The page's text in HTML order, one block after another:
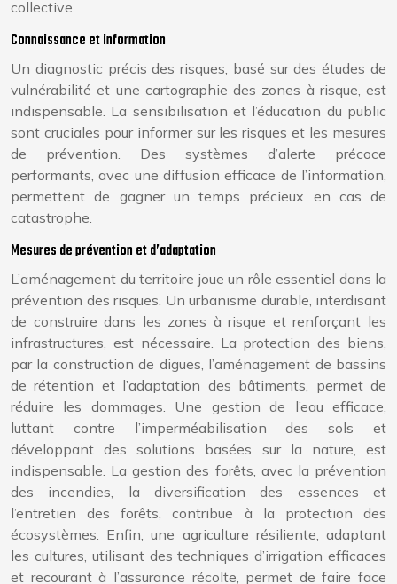
collective.
Connaissance et information
Un diagnostic précis des risques, basé sur des études de
vulnérabilité et une cartographie des zones à risque, est
indispensable. La sensibilisation et l’éducation du public
sont cruciales pour informer sur les risques et les mesures
de prévention. Des systèmes d’alerte précoce
performants, avec une diffusion efficace de l’information,
permettent de gagner un temps précieux en cas de
catastrophe.
Mesures de prévention et d’adaptation
L’aménagement du territoire joue un rôle essentiel dans la
prévention des risques. Un urbanisme durable, interdisant
de construire dans les zones à risque et renforçant les
infrastructures, est nécessaire. La protection des biens,
par la construction de digues, l’aménagement de bassins
de rétention et l’adaptation des bâtiments, permet de
réduire les dommages. Une gestion de l’eau efficace,
luttant contre l’imperméabilisation des sols et
développant des solutions basées sur la nature, est
indispensable. La gestion des forêts, avec la prévention
des incendies, la diversification des essences et
l’entretien des forêts, contribue à la protection des
écosystèmes. Enfin, une agriculture résiliente, adaptant
les cultures, utilisant des techniques d’irrigation efficaces
et recourant à l’assurance récolte, permet de faire face